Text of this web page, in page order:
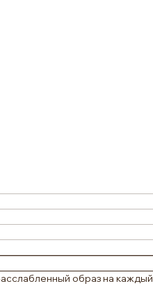
образ на каждый